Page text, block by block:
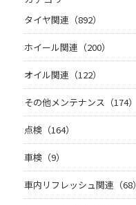
タイヤ関連（892）
ホイール関連（200）
オイル関連（122）
その他メンテナンス（174）
点検（164）
車検（9）
車内リフレッシュ関連（68）